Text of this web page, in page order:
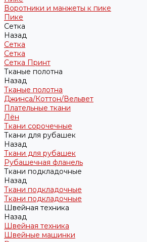
Воротники и манжеты к пике
Пике
Сетка
Назад
Сетка
Сетка
Сетка Принт
Тканые полотна
Назад
Тканые полотна
Джинса/Коттон/Вельвет
Плательные ткани
Лён
Ткани сорочечные
Ткани для рубашек
Назад
Ткани для рубашек
Рубашечная фланель
Ткани подкладочные
Назад
Ткани подкладочные
Ткани подкладочные
Швейная техника
Назад
Швейная техника
Швейные машинки